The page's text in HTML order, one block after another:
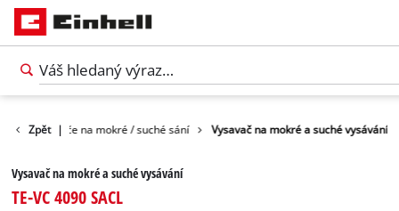
Zpět |
Vysavače na mokré / suché sání Vysavač na mokré a suché vysávání
Vysavač na mokré a suché vysávání
TE-VC 4090 SACL